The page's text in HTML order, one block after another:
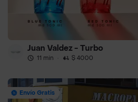
Juan Valdez - Turbo
11 min · $ 4000
Envío Gratis